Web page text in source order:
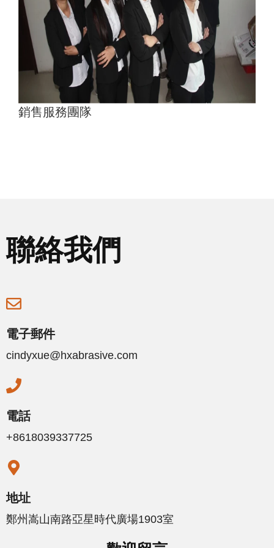
銷售服務團隊
聯絡我們
電子郵件
cindyxue@hxabrasive.com
電話
+8618039337725
地址
鄭州嵩山南路亞星時代廣場1903室